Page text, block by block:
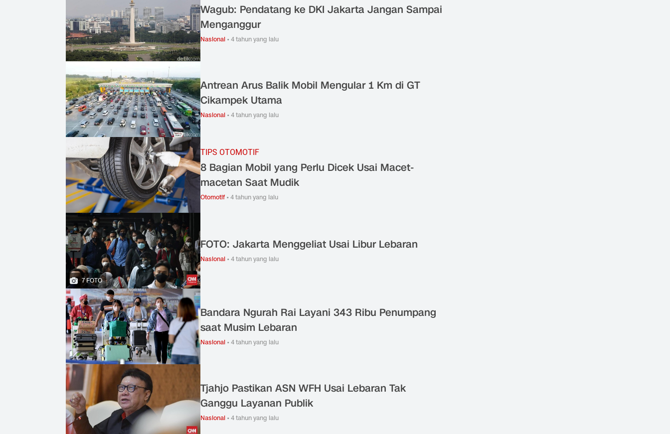
Wagub: Pendatang ke DKI Jakarta Jangan Sampai
Menganggur
Nasional •4 tahun yang lalu
Antrean Arus Balik Mobil Mengular 1 Km di GT
Cikampek Utama
Nasional •4 tahun yang lalu
TIPS OTOMOTIF
8 Bagian Mobil yang Perlu Dicek Usai Macet-
macetan Saat Mudik
Otomotif•4 tahun yang lalu
7 FOTO
FOTO: Jakarta Menggeliat Usai Libur Lebaran
Nasional •4 tahun yang lalu
Bandara Ngurah Rai Layani 343 Ribu Penumpang
saat Musim Lebaran
Nasional •4 tahun yang lalu
Tjahjo Pastikan ASN WFH Usai Lebaran Tak
Ganggu Layanan Publik
Nasional •4 tahun yang lalu